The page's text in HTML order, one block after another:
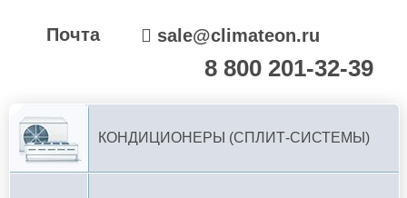
Почта sale@climateon.ru
8 800 201-32-39
КОНДИЦИОНЕРЫ (СПЛИТ-СИСТЕМЫ)